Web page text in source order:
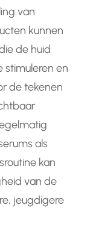
van
kunnen
de huid
stimuleren en
de tekenen
als
kan
van de
jeugdigere